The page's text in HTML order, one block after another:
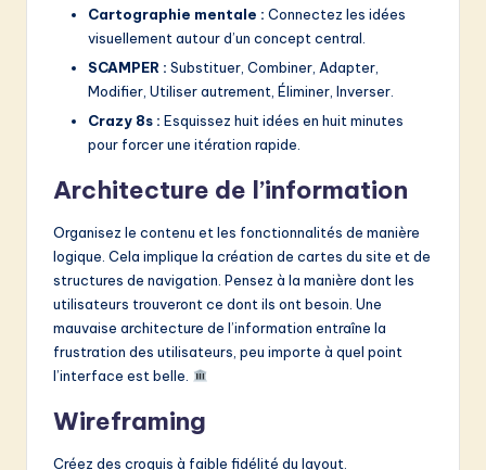
Cartographie mentale : Connectez les idées
visuellement autour d’un concept central.
SCAMPER : Substituer, Combiner, Adapter,
Modifier, Utiliser autrement, Éliminer, Inverser.
Crazy 8s : Esquissez huit idées en huit minutes
pour forcer une itération rapide.
Architecture de l’information
Organisez le contenu et les fonctionnalités de manière
logique. Cela implique la création de cartes du site et de
structures de navigation. Pensez à la manière dont les
utilisateurs trouveront ce dont ils ont besoin. Une
mauvaise architecture de l’information entraîne la
frustration des utilisateurs, peu importe à quel point
l’interface est belle.
Wireframing
Créez des croquis à faible fidélité du layout.